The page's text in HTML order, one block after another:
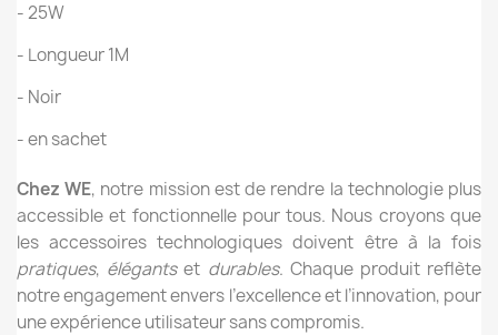
- 25W
- Longueur 1M
- Noir
- en sachet
Chez WE, notre mission est de rendre la technologie plus
accessible et fonctionnelle pour tous. Nous croyons que
les accessoires technologiques doivent être à la fois
pratiques, élégantset durables. Chaque produit reflète
notre engagement envers l’excellence et l’innovation, pour
une expérience utilisateur sans compromis.